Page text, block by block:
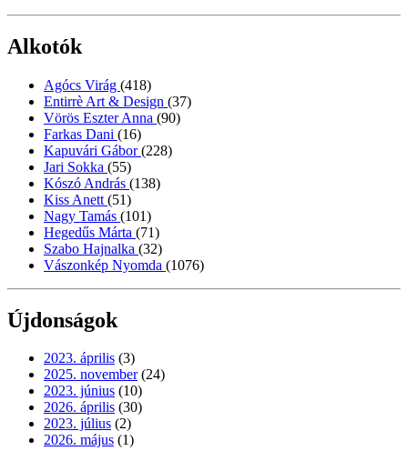
Alkotók
Agócs Virág (418)
Entirrè Art & Design (37)
Vörös Eszter Anna (90)
Farkas Dani (16)
Kapuvári Gábor(228)
Jari Sokka (55)
Kószó András (138)
Kiss Anett (51)
Nagy Tamás (101)
Hegedűs Márta (71)
Szabo Hajnalka (32)
Vászonkép Nyomda (1076)
Újdonságok
2023. április (3)
2025. november (24)
2023. június (10)
2026. április (30)
2023. július (2)
2026. május (1)